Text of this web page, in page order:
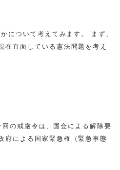
について考えてみます。 まず、
在直面している憲法問題を考え
の戒厳令は、国会による解除要
府による国家緊急権（緊急事態